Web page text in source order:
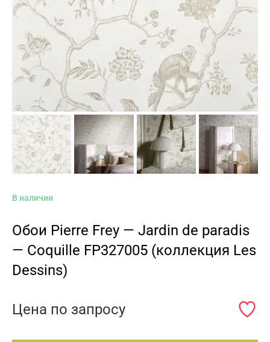
В наличии
Обои Pierre Frey — Jardin de paradis
— Coquille FP327005 (коллекция Les
Dessins)
Цена по запросу